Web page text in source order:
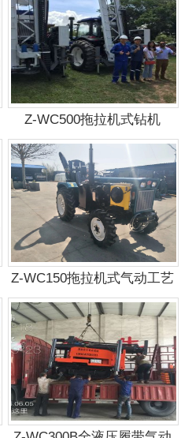
Z-WC500拖拉机式钻机
Z-WC150拖拉机式气动工艺
钻机